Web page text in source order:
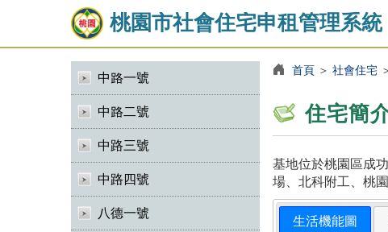
桃園市社會住宅申租管理系統
中路一號
中路二號
中路三號
中路四號
八德一號
首頁＞ 社會住宅
住宅簡
基地位於桃園區成
場、北科附工、桃
生活機能圖